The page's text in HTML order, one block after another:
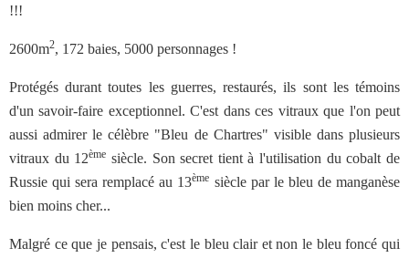
!!!
2600m2, 172 baies, 5000 personnages !
Protégés durant toutes les guerres, restaurés, ils sont les témoins
d'un savoir-faire exceptionnel. C'est dans ces vitraux que l'on peut
aussi admirer le célèbre "Bleu de Chartres" visible dans plusieurs
vitraux du 12ème siècle. Son secret tient à l'utilisation du cobalt de
Russie qui sera remplacé au 13ème siècle par le bleu de manganèse
bien moins cher...
Malgré ce que je pensais, c'est le bleu clair et non le bleu foncé qui